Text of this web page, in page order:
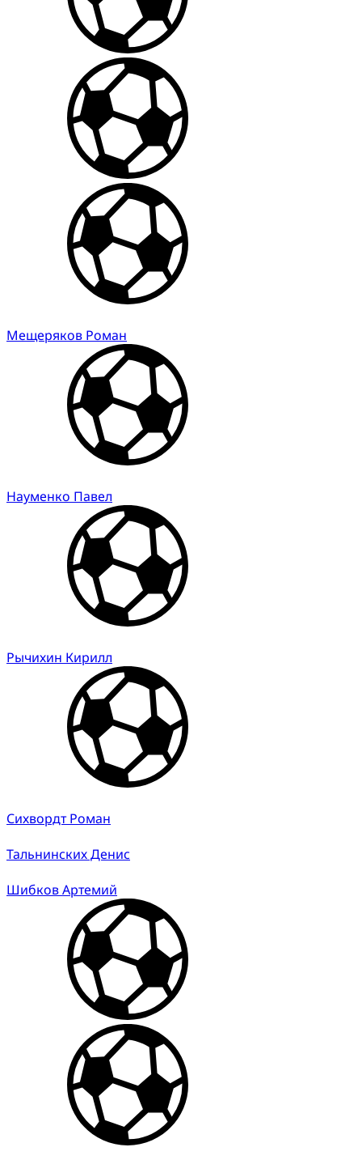
Мещеряков Роман
Науменко Павел
Рычихин Кирилл
Сихвордт Роман
Тальнинских Денис
Шибков Артемий